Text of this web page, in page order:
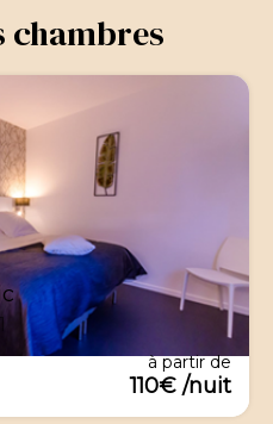
chambres
à partir de
110€ /nuit